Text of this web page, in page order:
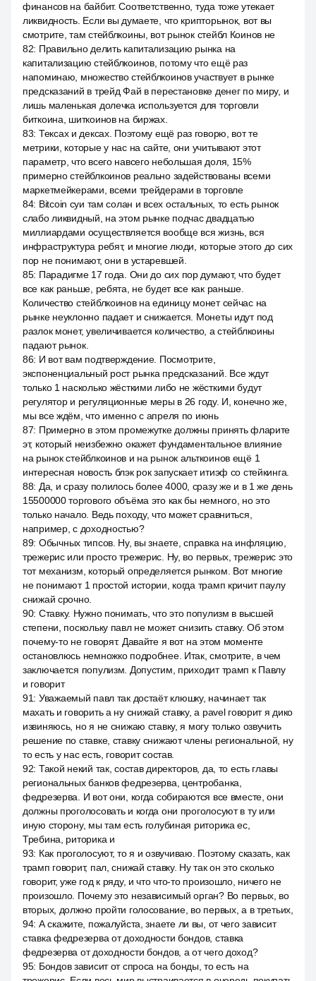
финансов на байбит. Соответственно, туда тоже утекает
ликвидность. Если вы думаете, что крипторынок, вот вы
смотрите, там стейблкоины, вот рынок стейбл Коинов не
82: Правильно делить капитализацию рынка на
капитализацию стейблкоинов, потому что ещё раз
напоминаю, множество стейблкоинов участвует в рынке
предсказаний в трейд Фай в перестановке денег по миру, и
лишь маленькая долечка используется для торговли
биткоина, шиткоинов на биржах.
83: Тексах и дексах. Поэтому ещё раз говорю, вот те
метрики, которые у нас на сайте, они учитывают этот
параметр, что всего навсего небольшая доля, 15%
примерно стейблкоинов реально задействованы всеми
маркетмейкерами, всеми трейдерами в торговле
84: Bitcoin суи там солан и всех остальных, то есть рынок
слабо ликвидный, на этом рынке подчас двадцатью
миллиардами осуществляется вообще вся жизнь, вся
инфраструктура ребят, и многие люди, которые этого до сих
пор не понимают, они в устаревшей.
85: Парадигме 17 года. Они до сих пор думают, что будет
все как раньше, ребята, не будет все как раньше.
Количество стейблкоинов на единицу монет сейчас на
рынке неуклонно падает и снижается. Монеты идут под
разлок монет, увеличивается количество, а стейблкоины
падают рынок.
86: И вот вам подтверждение. Посмотрите,
экспоненциальный рост рынка предсказаний. Все ждут
только 1 насколько жёсткими либо не жёсткими будут
регулятор и регуляционные меры в 26 году. И, конечно же,
мы все ждём, что именно с апреля по июнь
87: Примерно в этом промежутке должны принять фларите
эт, который неизбежно окажет фундаментальное влияние
на рынок стейблкоинов и на рынок альткоинов ещё 1
интересная новость блэк рок запускает итиэф со стейкинга.
88: Да, и сразу полилось более 4000, сразу же и в 1 же день
15500000 торгового объёма это как бы немного, но это
только начало. Ведь походу, что может сравниться,
например, с доходностью?
89: Обычных типсов. Ну, вы знаете, справка на инфляцию,
трежерис или просто трежерис. Ну, во первых, трежерис это
тот механизм, который определяется рынком. Вот многие
не понимают 1 простой истории, когда трамп кричит паулу
снижай срочно.
90: Ставку. Нужно понимать, что это популизм в высшей
степени, поскольку павл не может снизить ставку. Об этом
почему-то не говорят. Давайте я вот на этом моменте
остановлюсь немножко подробнее. Итак, смотрите, в чем
заключается популизм. Допустим, приходит трамп к Павлу
и говорит
91: Уважаемый павл так достаёт клюшку, начинает так
махать и говорить а ну снижай ставку, а pavel говорит я дико
извиняюсь, но я не снижаю ставку, я могу только озвучить
решение по ставке, ставку снижают члены региональной, ну
то есть у нас есть, говорит состав.
92: Такой некий так, состав директоров, да, то есть главы
региональных банков федрезерва, центробанка,
федрезерва. И вот они, когда собираются все вместе, они
должны проголосовать и когда они проголосуют в ту или
иную сторону, мы там есть голубиная риторика ес,
Требина, риторика и
93: Как проголосуют, то я и озвучиваю. Поэтому сказать, как
трамп говорит, пал, снижай ставку. Ну так он это сколько
говорит, уже год к ряду, и что что-то произошло, ничего не
произошло. Почему это независимый орган? Во первых, во
вторых, должно пройти голосование, во первых, а в третьих,
94: А скажите, пожалуйста, знаете ли вы, от чего зависит
ставка федрезерва от доходности бондов, ставка
федрезерва от доходности бондов, а от чего доход?
95: Бондов зависит от спроса на бонды, то есть на